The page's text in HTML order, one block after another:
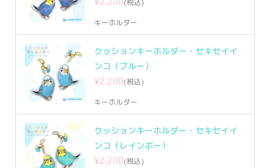
(税込)
キーホルダー
クッションキーホルダー・セキセイイ
ンコ（ブルー）
¥2,200(税込)
キーホルダー
クッションキーホルダー・セキセイイ
ンコ（レインボー）
¥2,200(税込)